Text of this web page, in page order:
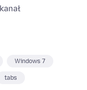
Windows 7
tabs